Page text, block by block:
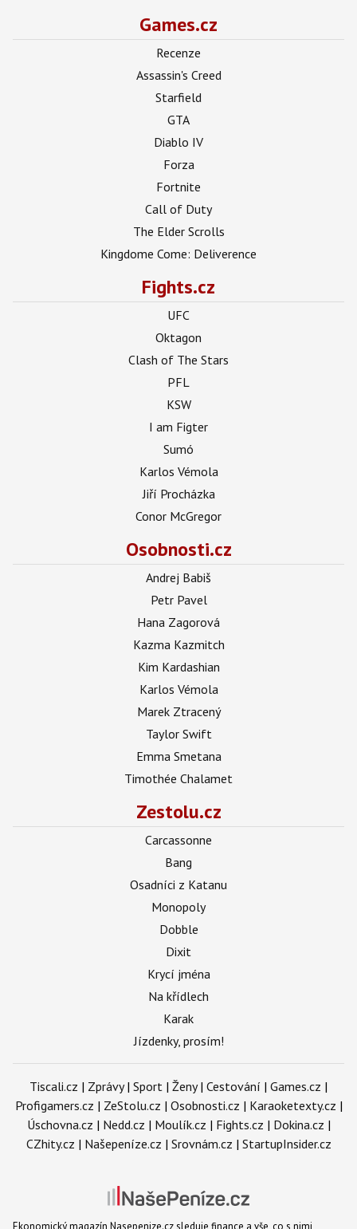
Games.cz
Recenze
Assassin's Creed
Starfield
GTA
Diablo IV
Forza
Fortnite
Call of Duty
The Elder Scrolls
Kingdome Come: Deliverence
Fights.cz
UFC
Oktagon
Clash of The Stars
PFL
KSW
I am Figter
Sumó
Karlos Vémola
Jiří Procházka
Conor McGregor
Osobnosti.cz
Andrej Babiš
Petr Pavel
Hana Zagorová
Kazma Kazmitch
Kim Kardashian
Karlos Vémola
Marek Ztracený
Taylor Swift
Emma Smetana
Timothée Chalamet
Zestolu.cz
Carcassonne
Bang
Osadníci z Katanu
Monopoly
Dobble
Dixit
Krycí jména
Na křídlech
Karak
Jízdenky, prosím!
Tiscali.cz | Zprávy| Sport | Ženy| Cestování | Games.cz |
Profigamers.cz | ZeStolu.cz | Osobnosti.cz | Karaoketexty.cz |
Úschovna.cz | Nedd.cz | Moulík.cz | Fights.cz | Dokina.cz |
CZhity.cz | Našepeníze.cz | Srovnám.cz | StartupInsider.cz
Ekonomický magazín Nasepenize.cz sleduje finance a vše, co s nimi